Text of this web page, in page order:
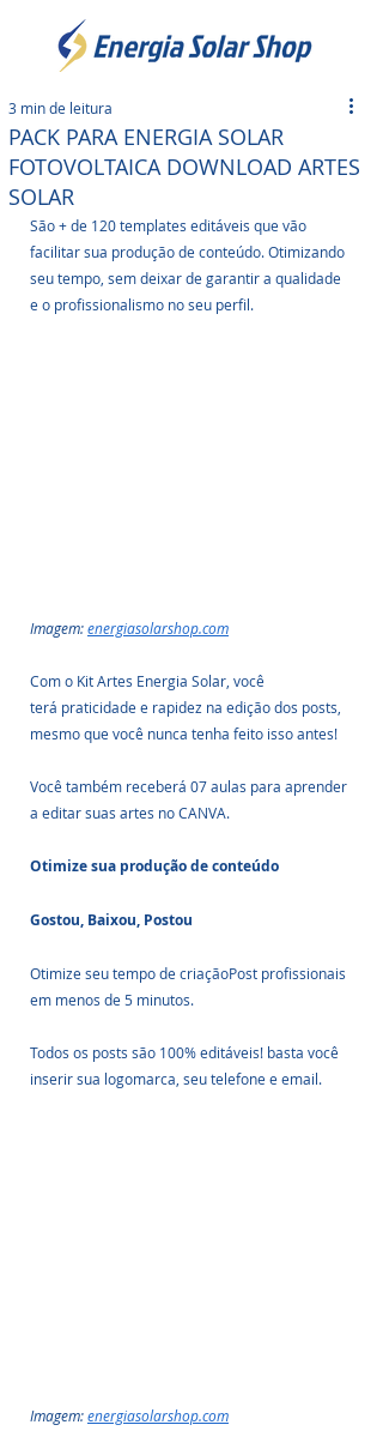
PACK PARA ENERGIA SOLAR
FOTOVOLTAICA DOWNLOAD ARTES
SOLAR
3 min de leitura
São + de 120 templates editáveis que vão
facilitar sua produção de conteúdo. Otimizando
seu tempo, sem deixar de garantir a qualidade
e o profissionalismo no seu perfil.
Imagem: energiasolarshop.com
Com o Kit Artes Energia Solar, você
terá praticidade e rapidez na edição dos posts,
mesmo que você nunca tenha feito isso antes!
Você também receberá 07 aulas para aprender
a editar suas artes no CANVA.
Otimize sua produção de conteúdo
Gostou, Baixou, Postou
Otimize seu tempo de criaçãoPost profissionais
em menos de 5 minutos.
Todos os posts são 100% editáveis! basta você
inserir sua logomarca, seu telefone e email.
Imagem: energiasolarshop.com